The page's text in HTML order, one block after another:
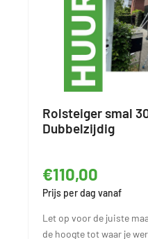
Rolsteiger smal
Dubbelzijdig
Prijs per dag vanaf
€110,00
Let op voor de juiste
de hoogte tot waar je